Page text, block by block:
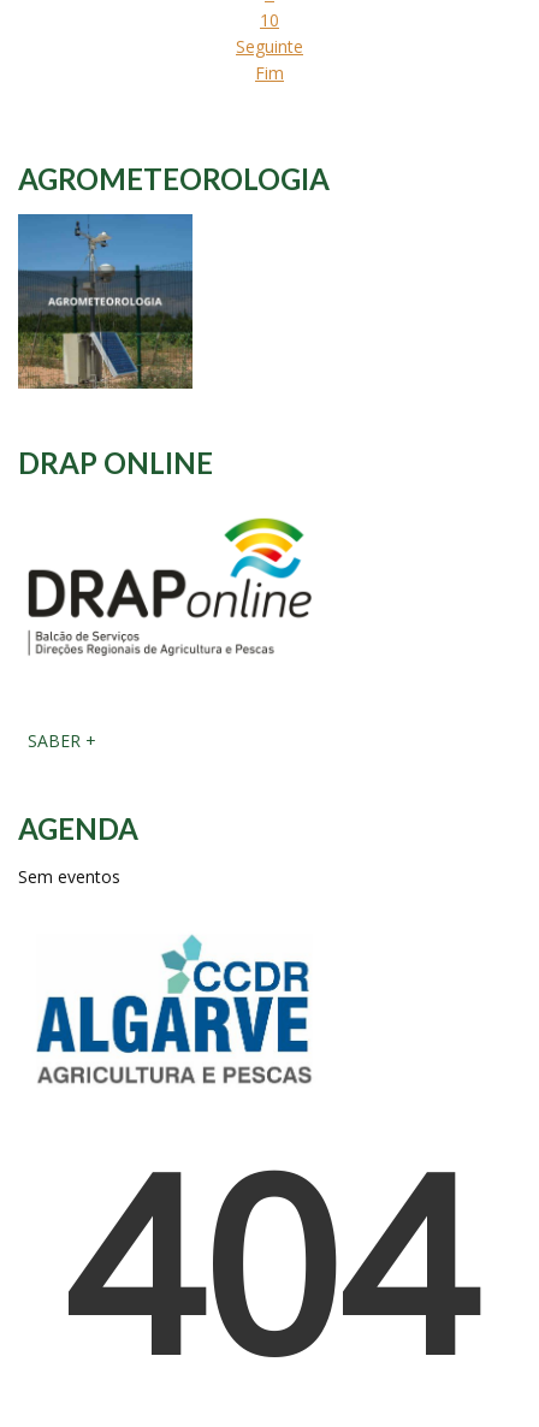
10
Seguinte
Fim
AGROMETEOROLOGIA
DRAP ONLINE
SABER +
AGENDA
Sem eventos
404